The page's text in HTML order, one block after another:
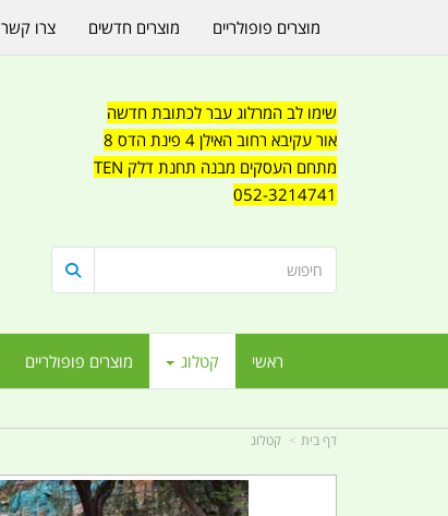
שימו לב המרלוג עבר לכתובת חדשה
אור עקיבא רחוב האילן 4 פינת הדס 8
מתחם העסקים מבנה תחנת דלק TEN
052-3214741
ראשי קטלוג מוצרים פופולריים
מוצרים פופולריים מוצרים חדשים צרו קשר
דף בית קטלוג